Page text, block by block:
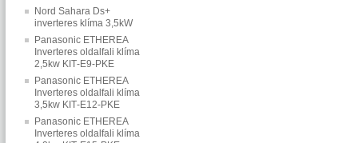
Nord Sahara Ds+
inverteres klíma 3,5kW
Panasonic ETHEREA
Inverteres oldalfali klíma
2,5kw KIT‐E9‐PKE
Panasonic ETHEREA
Inverteres oldalfali klíma
3,5kw KIT‐E12‐PKE
Panasonic ETHEREA
Inverteres oldalfali klíma